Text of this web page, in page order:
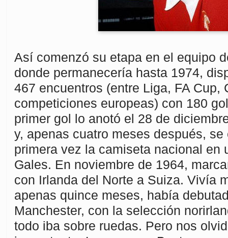
Así comenzó su etapa en el equipo
donde permanecería hasta 1974,
467 encuentros (entre Liga, FA Cup,
competiciones europeas) con 180
primer gol lo anotó el 28 de
y, apenas cuatro meses después, se
primera vez la camiseta nacional en
Gales. En noviembre de 1964,
con Irlanda del Norte a Suiza. Vivía
apenas quince meses, había
Manchester, con la selección
todo iba sobre ruedas. Pero nos